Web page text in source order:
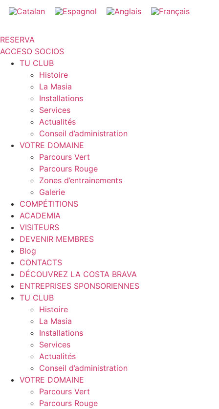
Aller
RESERVA
ACCESO SOCIOS
TU CLUB
Histoire
La Masia
Installations
Services
Actualités
Conseil d’administration
VOTRE DOMAINE
Parcours Vert
Parcours Rouge
Zones d’entrainements
Galerie
COMPÉTITIONS
ACADEMIA
VISITEURS
DEVENIR MEMBRES
Blog
CONTACTS
DÉCOUVREZ LA COSTA BRAVA
ENTREPRISES SPONSORIENNES
TU CLUB
Histoire
La Masia
Installations
Services
Actualités
Conseil d’administration
VOTRE DOMAINE
Parcours Vert
Parcours Rouge